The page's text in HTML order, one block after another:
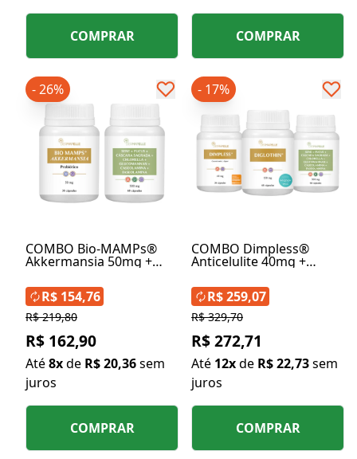
COMPRAR COMPRAR
COMBO Bio-MAMPs®
Akkermansia 50mg +
500mg
- 26%
R$ 219,80
R$ 162,90
Até8xde R$ 20,36sem
juros
R$ 154,76
COMPRAR
COMBO Dimpless®
Anticelulite 40mg +
Emagrecedor Plus
500mg
- 17%
R$ 329,70
R$ 272,71
Até 12xde R$ 22,73sem
juros
R$ 259,07
COMPRAR